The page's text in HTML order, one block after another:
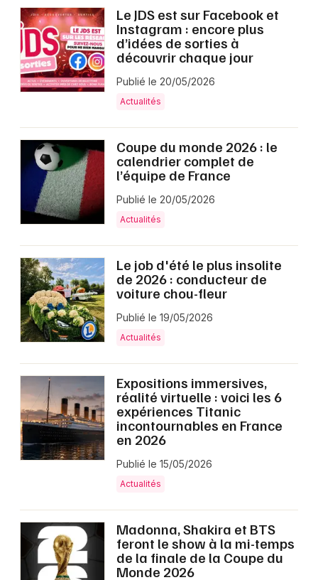
Le JDS est sur Facebook et
Instagram : encore plus
d’idées de sorties à
découvrir chaque jour
Publié le 20/05/2026
Actualités
Coupe du monde 2026 : le
calendrier complet de
l’équipe de France
Publié le 20/05/2026
Actualités
Le job d'été le plus insolite
de 2026 : conducteur de
voiture chou-fleur
Publié le 19/05/2026
Actualités
Expositions immersives,
réalité virtuelle : voici les 6
expériences Titanic
incontournables en France
en 2026
Publié le 15/05/2026
Actualités
Madonna, Shakira et BTS
feront le show à la mi-temps
de la finale de la Coupe du
Monde 2026